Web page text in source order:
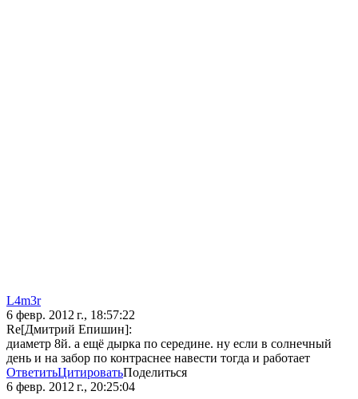
L4m3r
6 февр. 2012 г., 18:57:22
Re[Дмитрий Епишин]:
диаметр 8й. а ещё дырка по середине. ну если в солнечный
день и на забор по контраснее навести тогда и работает
ОтветитьЦитироватьПоделиться
6 февр. 2012 г., 20:25:04